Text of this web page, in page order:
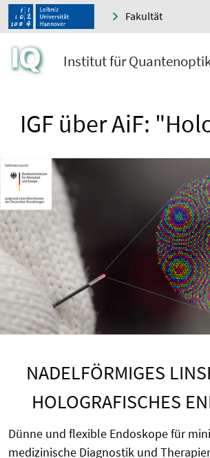
Fakultät
Institut für
IGF über AiF:
NADELFÖRMIGES
HOLOGRAFISCHES
Dünne und flexible Endoskope für
medizinische Diagnostik und